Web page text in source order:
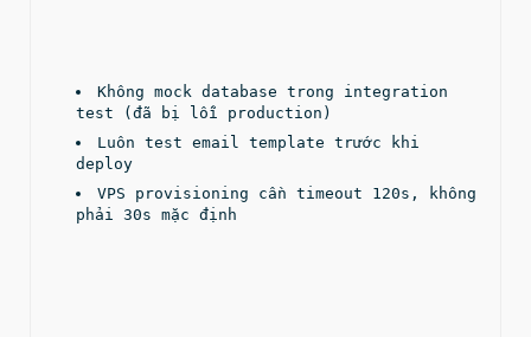
Không mock database trong integration
test (đã bị lỗi production)
Luôn test email template trước khi
deploy
VPS provisioning cần timeout 120s, không
phải 30s mặc định